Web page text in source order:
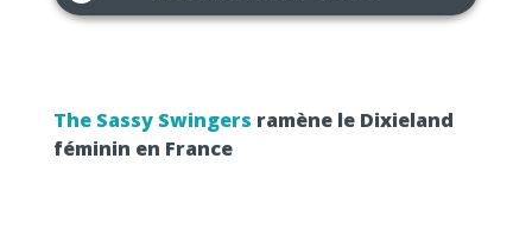
The Sassy Swingers ramène le Dixieland
féminin en France